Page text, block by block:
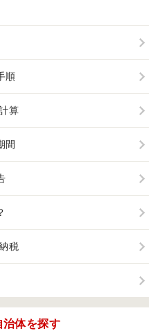
順
算
間
税
治体を探す